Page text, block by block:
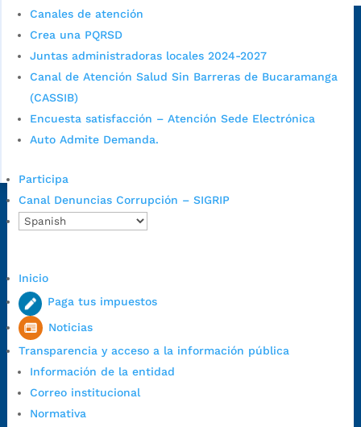
Canales de atención
Crea una PQRSD
Juntas administradoras locales 2024-2027
Canal de Atención Salud Sin Barreras de Bucaramanga
(CASSIB)
Encuesta satisfacción – Atención Sede Electrónica
Auto Admite Demanda.
Participa
Canal Denuncias Corrupción – SIGRIP
Inicio
Paga tus impuestos
Noticias
Transparencia y acceso a la información pública
Información de la entidad
Correo institucional
Normativa
Sede principal
Dirección Fase I:Calle 35 # 10-43, Bucaramanga, Santander,
Colombia
Código Postal:680006. Código Dane: 68001.
Horario de Atención:
1:00 p.m. a 5:30 p.m. / viernes jornada continua en el horario de
7:00 a.m. a 5:00 p.m., con 30 minutos de descanso al medio día.